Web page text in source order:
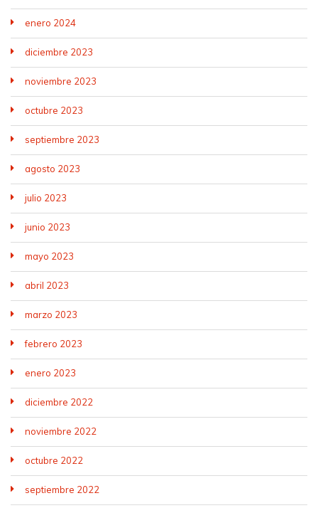
enero 2024
diciembre 2023
noviembre 2023
octubre 2023
septiembre 2023
agosto 2023
julio 2023
junio 2023
mayo 2023
abril 2023
marzo 2023
febrero 2023
enero 2023
diciembre 2022
noviembre 2022
octubre 2022
septiembre 2022